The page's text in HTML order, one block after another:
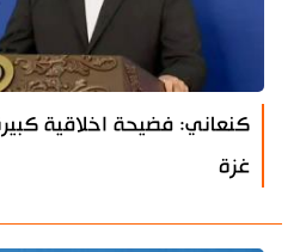
كنعاني: فضيحة اخلاقية
غزة